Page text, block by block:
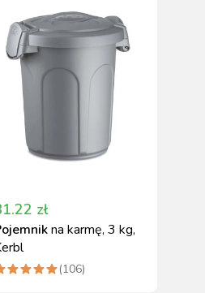
zł
na karmę, 3 kg,
(106)